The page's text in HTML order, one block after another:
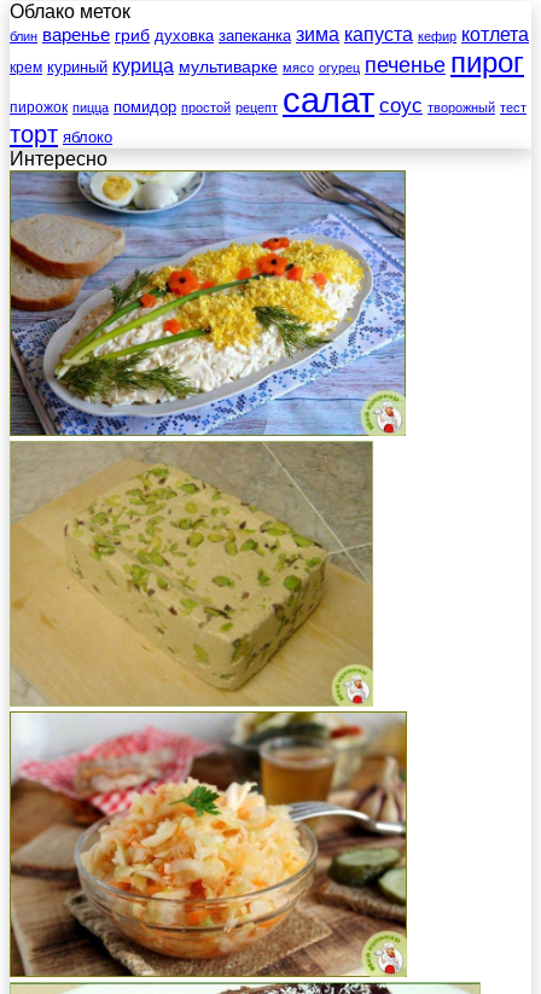
Облако меток
блин варенье гриб духовка запеканка зима капуста кефир котлета
крем куриный курица мультиварке мясо огурец печенье пирог
пирожок пицца помидор простой рецепт салат соус творожный тест
торт яблоко
Интересно